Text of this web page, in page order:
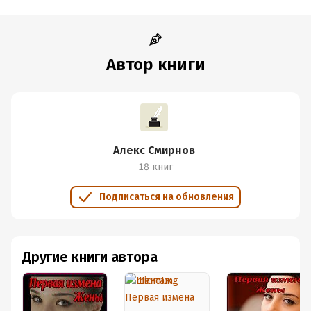
Он решил попробовать один способ...
Дата поступления:16 мая 2022
Время на чтение:2ч.
Автор книги
Алекс Смирнов
18 книг
Подписаться на обновления
Другие книги автора